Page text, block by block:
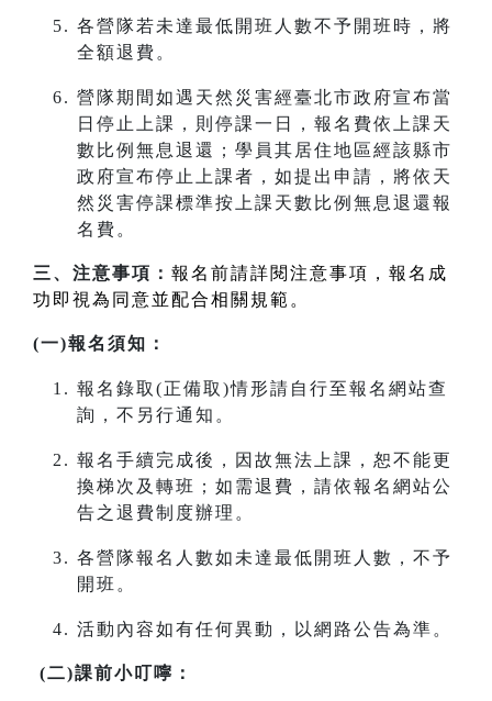
各營隊若未達最低開班人數不予開班時，將
全額退費。
營隊期間如遇天然災害經臺北市政府宣布當
日停止上課，則停課一日，報名費依上課天
數比例無息退還；學員其居住地區經該縣市
政府宣布停止上課者，如提出申請，將依天
然災害停課標準按上課天數比例無息退還報
名費。
三、注意事項： 報名前請詳閱注意事項，報名成
功即視為同意並配合相關規範。
(一)報名須知：
報名錄取(正備取)情形請自行至報名網站查
詢，不另行通知。
報名手續完成後，因故無法上課，恕不能更
換梯次及轉班；如需退費，請依報名網站公
告之退費制度辦理。
各營隊報名人數如未達最低開班人數，不予
開班。
活動內容如有任何異動，以網路公告為準。
(二)課前小叮嚀：